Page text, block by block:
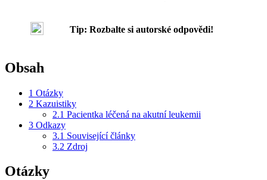
Tip: Rozbalte si autorské odpovědi!
Obsah
1 Otázky
2 Kazuistiky
2.1 Pacientka léčená na akutní leukemii
3 Odkazy
3.1 Související články
3.2 Zdroj
Otázky